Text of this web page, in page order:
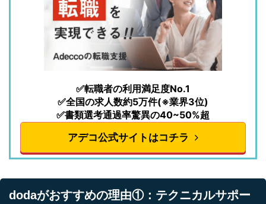
✅転職者の利用満足度No.1
✅全国の求人数約5万件(※業界3位)
✅書類選考通過率驚異の40~50%超
アデコ公式サイトはコチラ
dodaがおすすめの理由①：テクニカルサポー